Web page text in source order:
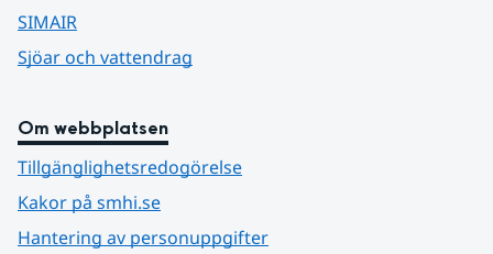
SIMAIR
Sjöar och vattendrag
Om webbplatsen
Tillgänglighetsredogörelse
Kakor på smhi.se
Hantering av personuppgifter